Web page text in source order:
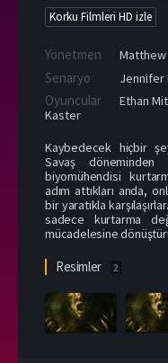
Korku Filmleri HD izle
Yönetmen
Senaryo Jennifer
Oyuncular Ethan
Kaster
Kaybedecek hiçbir
Savaş döneminden
biyomühendisi
adım attıkları anda,
bir yaratıkla
sadece kurtarma
mücadelesine
Resimler 2